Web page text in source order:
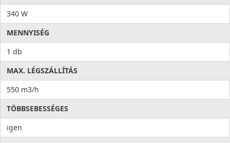
340 W
MENNYISÉG
1 db
MAX. LÉGSZÁLLÍTÁS
550 m3/h
TÖBBSEBESSÉGES
igen